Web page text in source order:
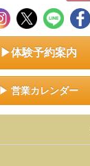
▶体験予約案内
▶ 営業カレンダー